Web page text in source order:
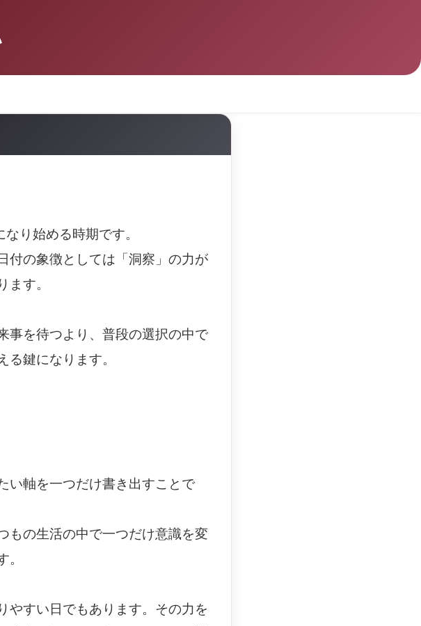
り始める時期です。
付の象徴としては「洞察」の力が
ます。
事を待つより、普段の選択の中で
鍵になります。
い軸を一つだけ書き出すことで
もの生活の中で一つだけ意識を変
。
やすい日でもあります。その力を